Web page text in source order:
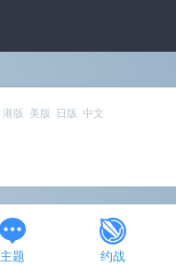
港版 美版 日版 中文
主题 约战